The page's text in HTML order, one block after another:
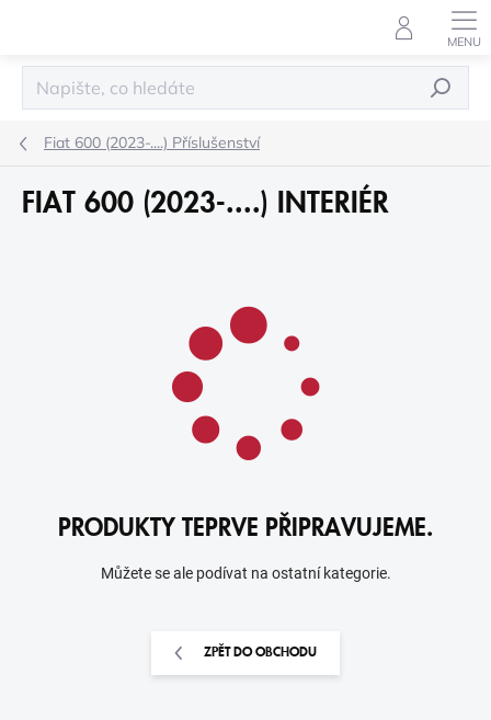
HLEDAT
Fiat 600 (2023-....) Příslušenství
FIAT 600 (2023-....) INTERIÉR
PRODUKTY TEPRVE PŘIPRAVUJEME.
Můžete se ale podívat na ostatní kategorie.
ZPĚT DO OBCHODU